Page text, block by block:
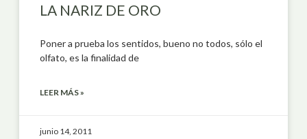
LA NARIZ DE ORO
Poner a prueba los sentidos, bueno no todos, sólo el
olfato, es la finalidad de
LEER MÁS »
junio 14, 2011